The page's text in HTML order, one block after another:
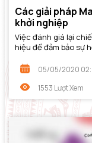
Các giải pháp
khởi nghiệp
Việc đánh giá lại
hiệu để đảm bảo sự
05/05/2020
1553 Lượt Xem